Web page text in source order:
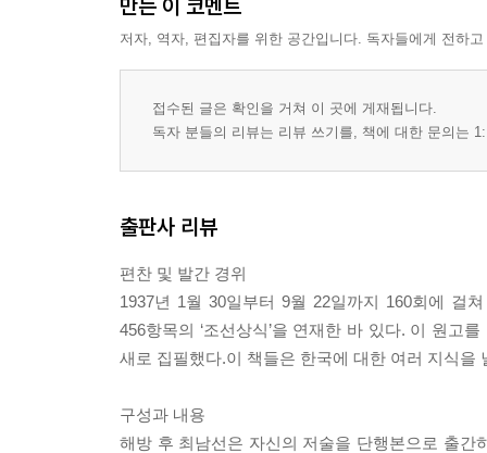
만든 이 코멘트
저자, 역자, 편집자를 위한 공간입니다. 독자들에게 전하
접수된 글은 확인을 거쳐 이 곳에 게재됩니다.
독자 분들의 리뷰는 리뷰 쓰기를, 책에 대한 문의는
출판사 리뷰
편찬 및 발간 경위
1937년 1월 30일부터 9월 22일까지 160회에
456항목의 ‘조선상식’을 연재한 바 있다. 이 원고
새로 집필했다.이 책들은 한국에 대한 여러 지식을
구성과 내용
해방 후 최남선은 자신의 저술을 단행본으로 출